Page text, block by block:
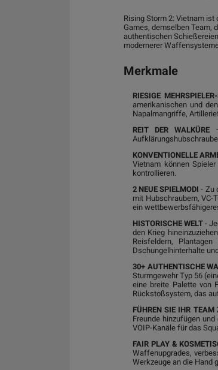
Rising Storm 2: Vietnam
Games, demselben Team,
authentischen
modernerer
Merkmale
RIESIGE
amerikanischen und
Napalmangriffe,
REIT DER WALKÜRE
KONVENTIONELLE
Vietnam können
kontrollieren.
2 NEUE SPIELMODI - Zu
mit Hubschraubern, VC-
ein
HISTORISCHE WELT -
den Krieg
Reisfeldern,
Dschungelhinterhalte
30+ AUTHENTISCHE
Sturmgewehr Typ 56
eine breite Palette von
Rückstoßsystem, das
FÜHREN SIE IHR TEAM
Freunde hinzufügen
VOIP-Kanäle für das
FAIR PLAY &
Waffenupgrades,
Werkzeuge an die Hand